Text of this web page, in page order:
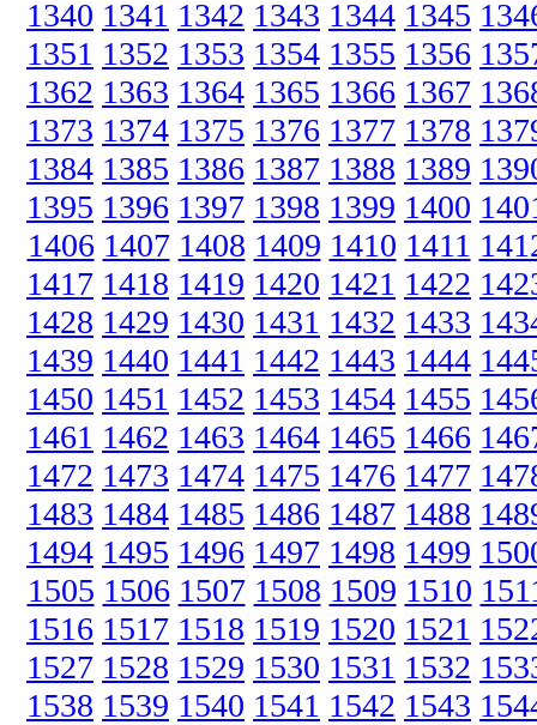
1340 1341 1342 1343 1344 1345
1351 1352 1353 1354 1355 1356
1362 1363 1364 1365 1366 1367
1373 1374 1375 1376 1377 1378
1384 1385 1386 1387 1388 1389
1395 1396 1397 1398 1399 1400
1406 1407 1408 1409 1410 1411
1417 1418 1419 1420 1421 1422
1428 1429 1430 1431 1432 1433
1439 1440 1441 1442 1443 1444
1450 1451 1452 1453 1454 1455
1461 1462 1463 1464 1465 1466
1472 1473 1474 1475 1476 1477
1483 1484 1485 1486 1487 1488
1494 1495 1496 1497 1498 1499
1505 1506 1507 1508 1509 1510
1516 1517 1518 1519 1520 1521
1527 1528 1529 1530 1531 1532
1538 1539 1540 1541 1542 1543